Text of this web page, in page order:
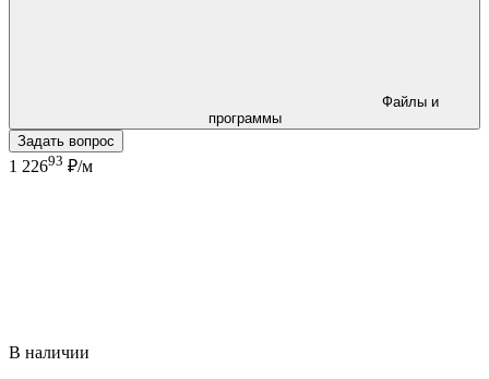
программы
Задать вопрос
1 22693 ₽/м
В наличии